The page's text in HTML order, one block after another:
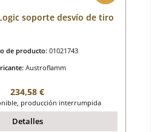
soporte desvío de tiro
de producto: 01021743
Austroflamm
Precio normal:
234,58 €
producción interrumpida
Detalles